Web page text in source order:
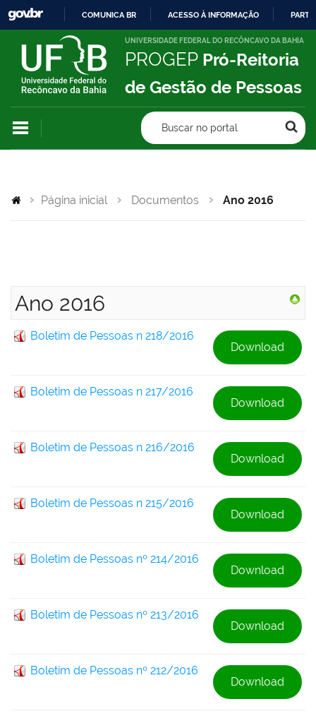
IR
PARA
CONTEÚDO
COMUNICA BR ACESSO À INFORMAÇÃO
UNIVERSIDADE FEDERAL DO RECÔNCAVO DA BAHIA
PROGEP Pró-Reitoria
de Gestão de Pessoas
Buscar no portal
Página inicial Documentos Ano 2016
Ano 2016
Boletim de Pessoas n 218/2016
Download
Boletim de Pessoas n 217/2016
Download
Boletim de Pessoas n 216/2016
Download
Boletim de Pessoas n 215/2016
Download
Boletim de Pessoas nº 214/2016
Download
Boletim de Pessoas nº 213/2016
Download
Boletim de Pessoas nº 212/2016
Download